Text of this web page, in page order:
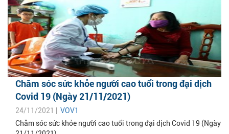
Chăm sóc sức khỏe người cao tuổi trong đại dịch
Covid 19 (Ngày 21/11/2021)
24/11/2021 | VOV1
Chăm sóc sức khỏe người cao tuổi trong đại dịch Covid 19 (Ngày